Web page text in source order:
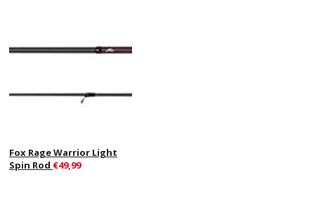
Fox Rage Warrior Light
Spin Rod €49,99